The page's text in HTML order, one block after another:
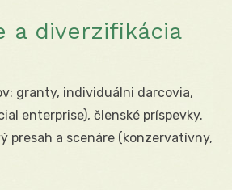
a diverzifikácia
granty, individuálni darcovia,
enterprise), členské príspevky.
presah a scenáre (konzervatívny,